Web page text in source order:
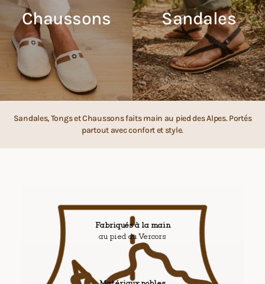
Chaussons Sandales
Sandales, Tongs et Chaussons faits main au pied des Alpes. Portés
partout avec confort et style.
Fabriqués à la main
au pied du Vercors